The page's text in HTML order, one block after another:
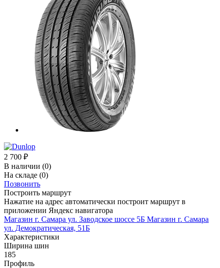
2 700 ₽
В наличии (0)
На складе (0)
Позвонить
Построить маршрут
Нажатие на адрес автоматически построит маршрут в
приложении Яндекс навигатора
Магазин г. Самара ул. Заводское шоссе 5Б Магазин г. Самара
ул. Демократическая, 51Б
Характеристики
Ширина шин
185
Профиль